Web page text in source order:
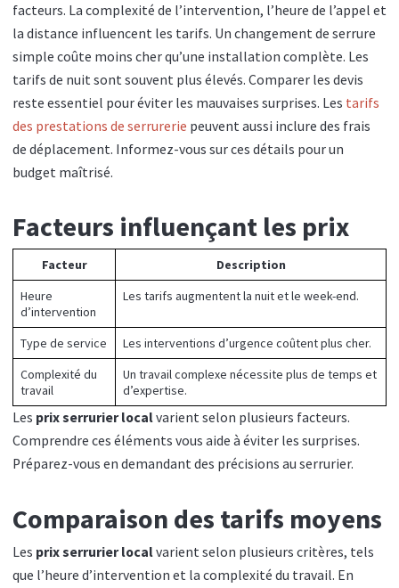
facteurs. La complexité de l’intervention, l’heure de l’appel et
la distance influencent les tarifs. Un changement de serrure
simple coûte moins cher qu’une installation complète. Les
tarifs de nuit sont souvent plus élevés. Comparer les devis
reste essentiel pour éviter les mauvaises surprises. Les tarifs
des prestations de serrurerie peuvent aussi inclure des frais
de déplacement. Informez-vous sur ces détails pour un
budget maîtrisé.
Facteurs influençant les prix
Facteur
Description
Heure
d’intervention
Les tarifs augmentent la nuit et le week-end.
Type de service
Les interventions d’urgence coûtent plus cher.
Complexité du
travail
Un travail complexe nécessite plus de temps et
d’expertise.
Les prix serrurier localvarient selon plusieurs facteurs.
Comprendre ces éléments vous aide à éviter les surprises.
Préparez-vous en demandant des précisions au serrurier.
Comparaison des tarifs moyens
Les prix serrurier localvarient selon plusieurs critères, tels
que l’heure d’intervention et la complexité du travail. En